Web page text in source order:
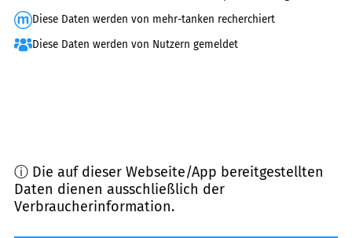
Diese Daten werden von mehr-tanken recherchiert
Diese Daten werden von Nutzern gemeldet
ⓘ Die auf dieser Webseite/App bereitgestellten
Daten dienen ausschließlich der
Verbraucherinformation.